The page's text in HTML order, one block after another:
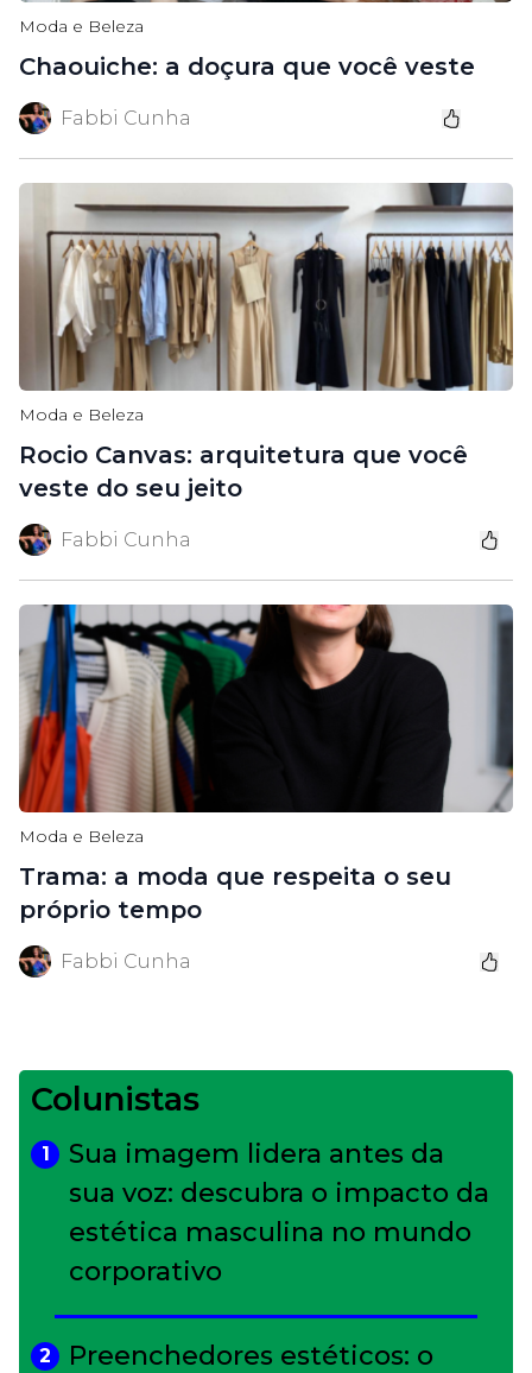
Moda e Beleza
Chaouiche: a doçura que você veste
Fabbi Cunha
Moda e Beleza
Rocio Canvas: arquitetura que você
veste do seu jeito
Fabbi Cunha
Moda e Beleza
Trama: a moda que respeita o seu
próprio tempo
Fabbi Cunha
Colunistas
1
Sua imagem lidera antes da
sua voz: descubra o impacto da
estética masculina no mundo
corporativo
2
Preenchedores estéticos: o